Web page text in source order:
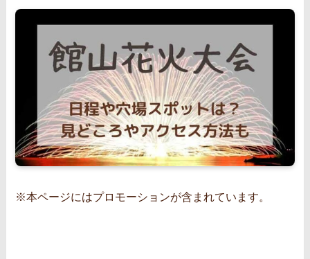
※本ページにはプロモーションが含まれています。